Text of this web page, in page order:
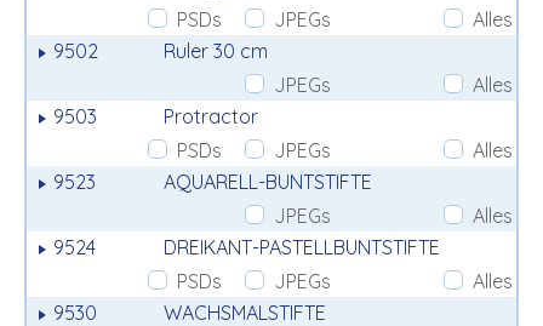
PSDs
JPEGs
Alles
9502
Ruler 30 cm
JPEGs
Alles
9503
Protractor
PSDs
JPEGs
Alles
9523
AQUARELL-BUNTSTIFTE
JPEGs
Alles
9524
DREIKANT-PASTELLBUNTSTIFTE
PSDs
JPEGs
Alles
9530
WACHSMALSTIFTE